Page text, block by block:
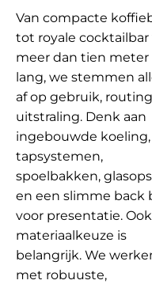
Van compacte
tot royale cocktailbar
meer dan tien meter
lang, we stemmen
af op gebruik,
uitstraling. Denk aan
ingebouwde koeling,
tapsystemen,
spoelbakken,
en een slimme back
voor presentatie.
materiaalkeuze is
belangrijk. We
met robuuste,